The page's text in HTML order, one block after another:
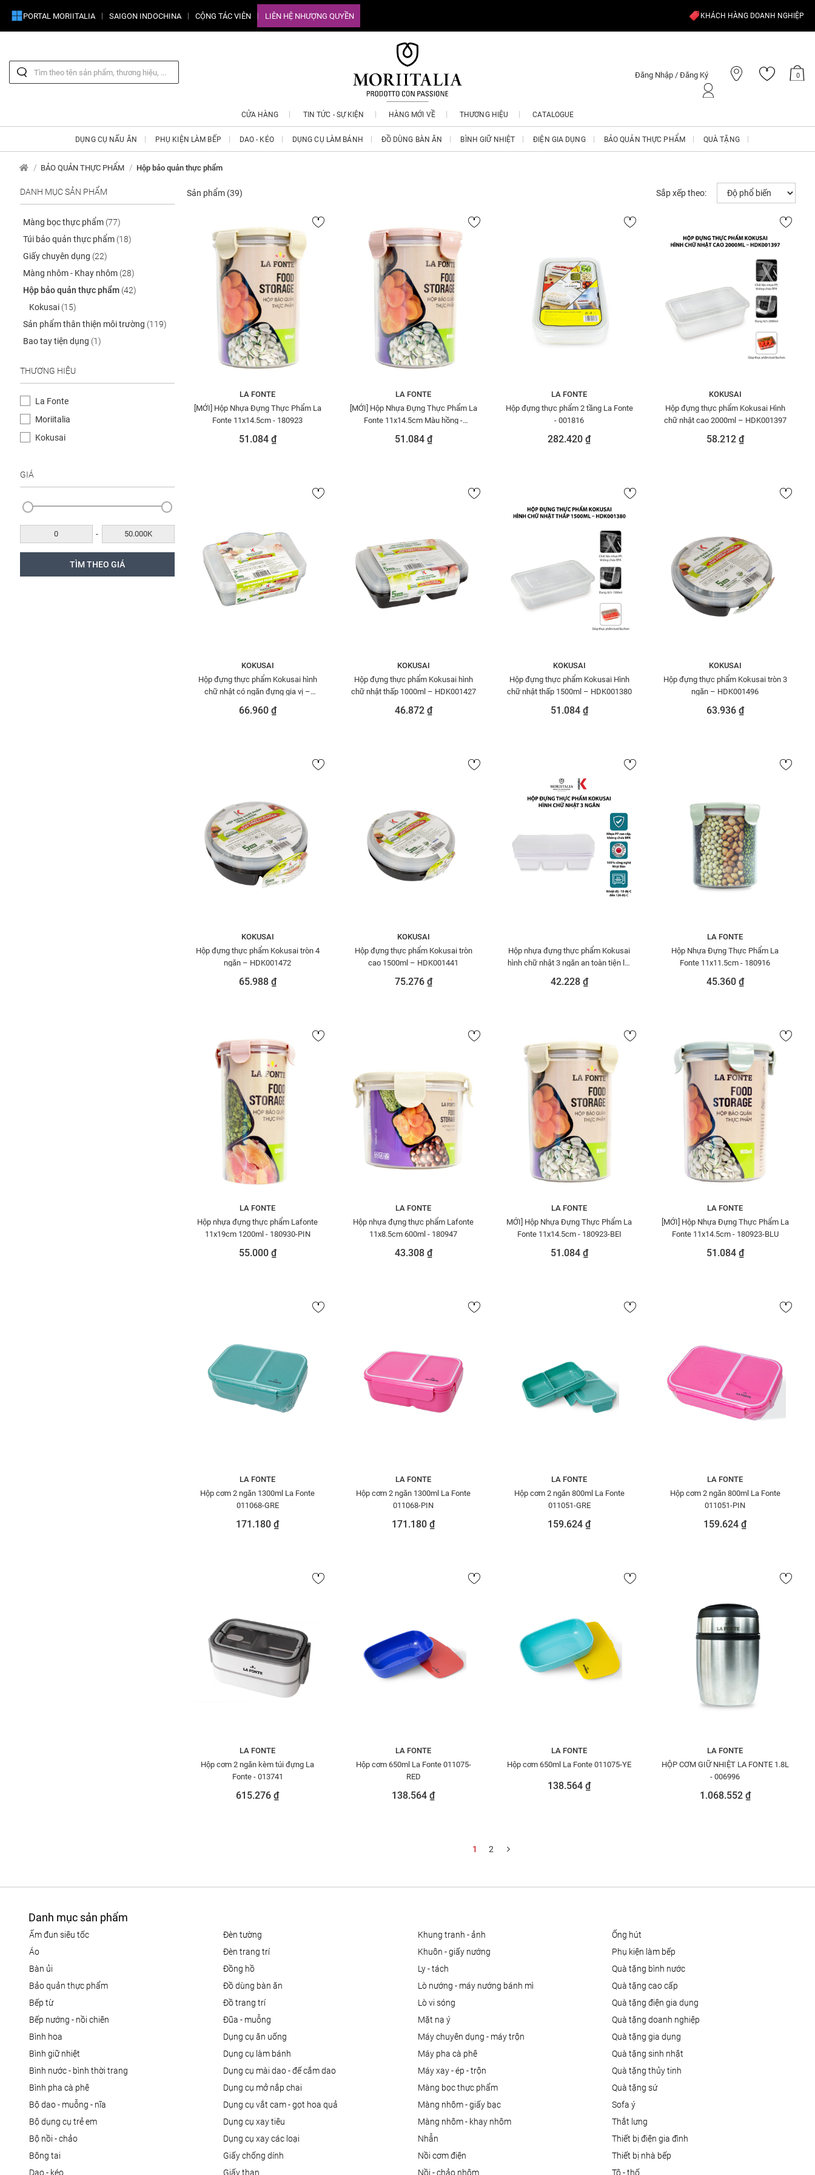
PORTAL MORIITALIA SAIGON INDOCHINA CỘNG TÁC VIÊN LIÊN HỆ NHƯỢNG QUYỀN KHÁCH HÀNG DOANH NGHIỆP
Đăng Nhập / Đăng Ký 0
CỬA HÀNG TIN TỨC - SỰ KIỆN HÀNG MỚI VỀ THƯƠNG HIỆU CATALOGUE
DỤNG CỤ NẤU ĂN PHỤ KIỆN LÀM BẾP DAO - KÉO DỤNG CỤ LÀM BÁNH ĐỒ DÙNG BÀN ĂN BÌNH GIỮ NHIỆT ĐIỆN GIA DỤNG BẢO QUẢN THỰC PHẨM QUÀ TẶNG
BẢO QUẢN THỰC PHẨM Hộp bảo quản thực phẩm
DANH MỤC SẢN PHẨM
Màng bọc thực phẩm (77)
Túi bảo quản thực phẩm (18)
Giấy chuyên dụng (22)
Màng nhôm - Khay nhôm (28)
Hộp bảo quản thực phẩm (42)
Kokusai (15)
Sản phẩm thân thiện môi trường (119)
Bao tay tiện dụng (1)
THƯƠNG HIỆU
La Fonte
Moriitalia
Kokusai
GIÁ
-
Sản phẩm (39) Sắp xếp theo:
LA FONTE
[MỚI] Hộp Nhựa Đựng Thực Phẩm La
Fonte 11x14.5cm - 180923
51.084 ₫
LA FONTE
[MỚI] Hộp Nhựa Đựng Thực Phẩm La
Fonte 11x14.5cm Màu hồng -
51.084 ₫
LA FONTE
Hộp đựng thực phẩm 2 tầng La Fonte
- 001816
282.420 ₫
KOKUSAI
Hộp đựng thực phẩm Kokusai Hình
chữ nhật cao 2000ml – HDK001397
58.212 ₫
KOKUSAI
Hộp đựng thực phẩm Kokusai hình
chữ nhật có ngăn đựng gia vị –
66.960 ₫
KOKUSAI
Hộp đựng thực phẩm Kokusai hình
chữ nhật thấp 1000ml – HDK001427
46.872 ₫
KOKUSAI
Hộp đựng thực phẩm Kokusai Hình
chữ nhật thấp 1500ml – HDK001380
51.084 ₫
KOKUSAI
Hộp đựng thực phẩm Kokusai tròn 3
ngăn – HDK001496
63.936 ₫
KOKUSAI
Hộp đựng thực phẩm Kokusai tròn 4
ngăn – HDK001472
65.988 ₫
KOKUSAI
Hộp đựng thực phẩm Kokusai tròn
cao 1500ml – HDK001441
75.276 ₫
Hộp nhựa đựng thực phẩm Kokusai
hình chữ nhật 3 ngăn an toàn tiện lợi
42.228 ₫
LA FONTE
Hộp Nhựa Đựng Thực Phẩm La
Fonte 11x11.5cm - 180916
45.360 ₫
LA FONTE
Hộp nhựa đựng thực phẩm Lafonte
11x19cm 1200ml - 180930-PIN
55.000 ₫
LA FONTE
Hộp nhựa đựng thực phẩm Lafonte
11x8.5cm 600ml - 180947
43.308 ₫
LA FONTE
MỚI] Hộp Nhựa Đựng Thực Phẩm La
Fonte 11x14.5cm - 180923-BEI
51.084 ₫
LA FONTE
[MỚI] Hộp Nhựa Đựng Thực Phẩm La
Fonte 11x14.5cm - 180923-BLU
51.084 ₫
LA FONTE
Hộp cơm 2 ngăn 1300ml La Fonte
011068-GRE
171.180 ₫
LA FONTE
Hộp cơm 2 ngăn 1300ml La Fonte
011068-PIN
171.180 ₫
LA FONTE
Hộp cơm 2 ngăn 800ml La Fonte
011051-GRE
159.624 ₫
LA FONTE
Hộp cơm 2 ngăn 800ml La Fonte
011051-PIN
159.624 ₫
LA FONTE
Hộp cơm 2 ngăn kèm túi đựng La
Fonte - 013741
615.276 ₫
LA FONTE
Hộp cơm 650ml La Fonte 011075-
RED
138.564 ₫
LA FONTE
Hộp cơm 650ml La Fonte 011075-YE
138.564 ₫
LA FONTE
HỘP CƠM GIỮ NHIỆT LA FONTE 1.8L
- 006996
1.068.552 ₫
1 2
Danh mục sản phẩm
ấm đun siêu tốc
áo
bàn ủi
bảo quản thực phẩm
bếp từ
bếp nướng - nồi chiên
bình hoa
bình giữ nhiệt
bình nước - bình thời trang
bình pha cà phê
bộ dao - muỗng - nĩa
bộ dụng cụ trẻ em
bộ nồi - chảo
bông tai
dao - kéo
đèn tường
đèn trang trí
đồng hồ
đồ dùng bàn ăn
đồ trang trí
đũa - muỗng
dụng cụ ăn uống
dụng cụ làm bánh
dụng cụ mài dao - đế cắm dao
dụng cụ mở nắp chai
dụng cụ vắt cam - gọt hoa quả
dụng cụ xay tiêu
dụng cụ xay các loại
giấy chống dính
giấy than
khung tranh - ảnh
khuôn - giấy nướng
ly - tách
lò nướng - máy nướng bánh mì
lò vi sóng
mặt nạ ý
máy chuyên dụng - máy trộn
máy pha cà phê
máy xay - ép - trộn
màng bọc thực phẩm
màng nhôm - giấy bạc
màng nhôm - khay nhôm
nhẫn
nồi cơm điện
nồi - chảo nhôm
ống hút
phụ kiện làm bếp
quà tặng bình nước
quà tặng cao cấp
quà tặng điện gia dụng
quà tặng doanh nghiệp
quà tặng gia dụng
quà tặng sinh nhật
quà tặng thủy tinh
quà tặng sứ
sofa ý
thắt lưng
thiết bị điện gia đình
thiết bị nhà bếp
tô - thố